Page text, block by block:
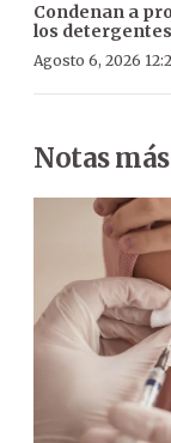
Condenan a
los
Agosto 6, 2026
Notas